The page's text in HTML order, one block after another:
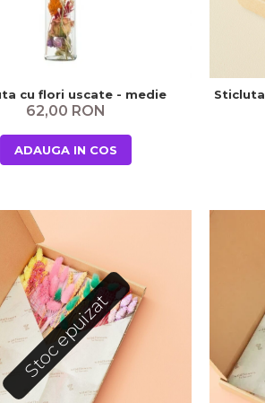
cu flori uscate - medie
62,00 RON
ADAUGA IN COS
Stoc epuizat